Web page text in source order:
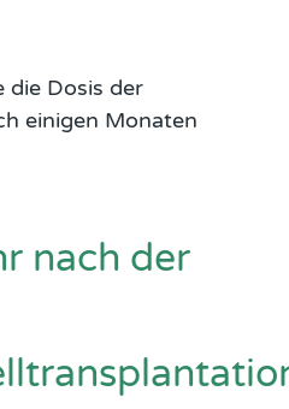
die Dosis der
einigen Monaten
nach der